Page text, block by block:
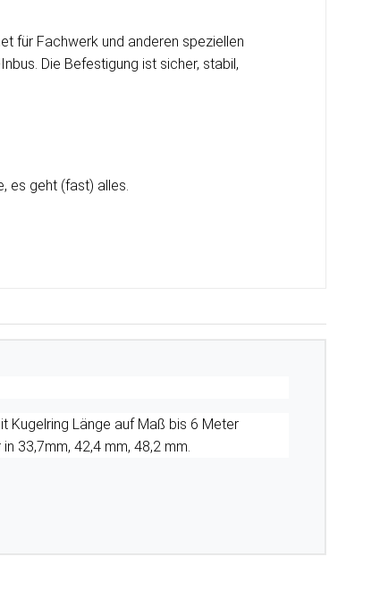
für Fachwerk und anderen speziellen
Die Befestigung ist sicher, stabil,
es geht (fast) alles.
Kugelring Länge auf Maß bis 6 Meter
33,7mm, 42,4 mm, 48,2 mm.